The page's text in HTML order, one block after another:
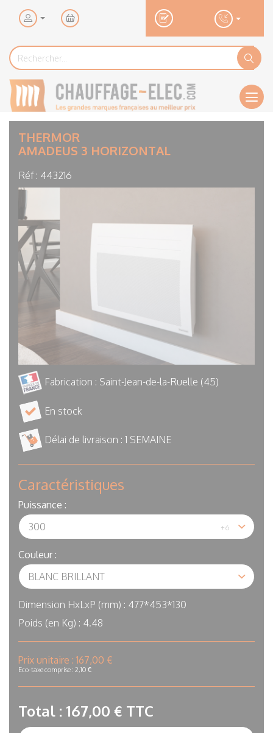
Mon
panier
Rechercher... Rechercher
Ok
THERMOR
AMADEUS 3 HORIZONTAL
Réf : 443216
Visuel
Fabrication : Saint-Jean-de-la-Ruelle (45)
En stock
Délai de livraison : 1 SEMAINE
Caractéristiques
Puissance :
Couleur :
Dimension HxLxP (mm) : 477*453*130
Poids (en Kg) : 4.48
In
stock
Prix unitaire : 167,00 €
Eco-taxe comprise : 2,10 €
Total : 167,00 € TTC